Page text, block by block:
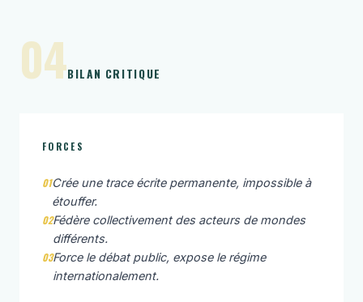
04BILAN CRITIQUE
FORCES
01Crée une trace écrite permanente, impossible à
étouffer.
02Fédère collectivement des acteurs de mondes
différents.
03Force le débat public, expose le régime
internationalement.